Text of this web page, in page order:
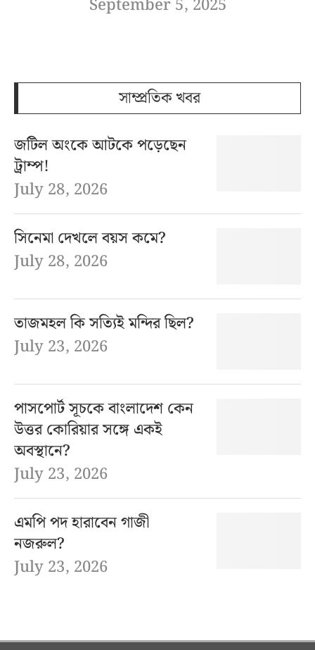
September 5, 2025
সাম্প্রতিক খবর
জটিল অংকে আটকে পড়েছেন
ট্রাম্প!
July 28, 2026
সিনেমা দেখলে বয়স কমে?
July 28, 2026
তাজমহল কি সত্যিই মন্দির ছিল?
July 23, 2026
পাসপোর্ট সূচকে বাংলাদেশ কেন
উত্তর কোরিয়ার সঙ্গে একই
অবস্থানে?
July 23, 2026
এমপি পদ হারাবেন গাজী
নজরুল?
July 23, 2026